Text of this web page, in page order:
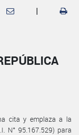
|
cita y emplaza a la
N° 95.167.529) para